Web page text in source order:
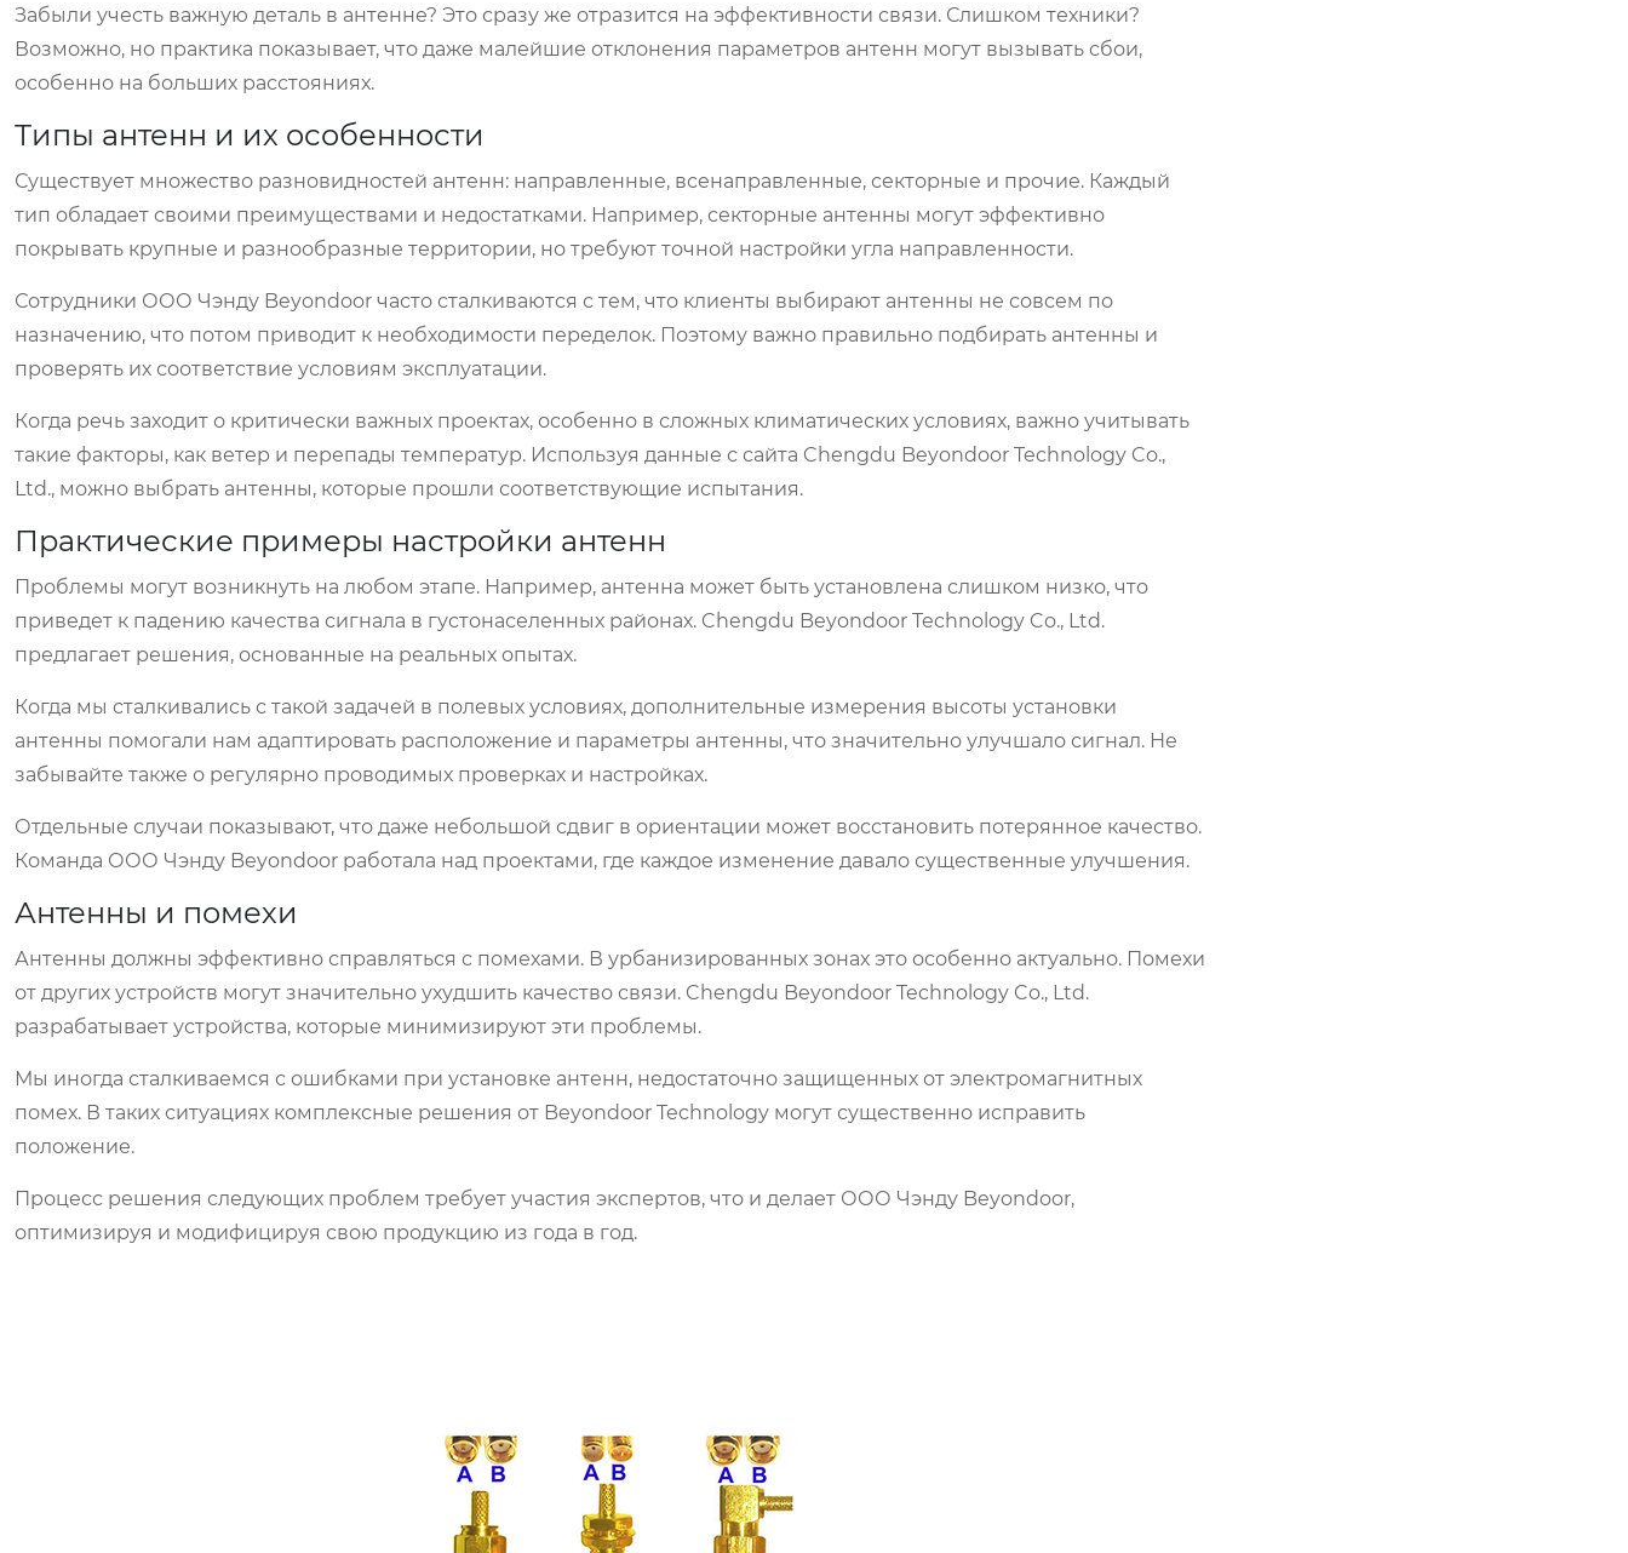
Забыли учесть важную деталь в антенне? Это сразу же отразится на эффективности связи. Слишком техники?
Возможно, но практика показывает, что даже малейшие отклонения параметров антенн могут вызывать сбои,
особенно на больших расстояниях.
Типы антенн и их особенности
Существует множество разновидностей антенн: направленные, всенаправленные, секторные и прочие. Каждый
тип обладает своими преимуществами и недостатками. Например, секторные антенны могут эффективно
покрывать крупные и разнообразные территории, но требуют точной настройки угла направленности.
Сотрудники ООО Чэнду Beyondoor часто сталкиваются с тем, что клиенты выбирают антенны не совсем по
назначению, что потом приводит к необходимости переделок. Поэтому важно правильно подбирать антенны и
проверять их соответствие условиям эксплуатации.
Когда речь заходит о критически важных проектах, особенно в сложных климатических условиях, важно учитывать
такие факторы, как ветер и перепады температур. Используя данные с сайта Chengdu Beyondoor Technology Co.,
Ltd., можно выбрать антенны, которые прошли соответствующие испытания.
Практические примеры настройки антенн
Проблемы могут возникнуть на любом этапе. Например, антенна может быть установлена слишком низко, что
приведет к падению качества сигнала в густонаселенных районах. Chengdu Beyondoor Technology Co., Ltd.
предлагает решения, основанные на реальных опытах.
Когда мы сталкивались с такой задачей в полевых условиях, дополнительные измерения высоты установки
антенны помогали нам адаптировать расположение и параметры антенны, что значительно улучшало сигнал. Не
забывайте также о регулярно проводимых проверках и настройках.
Отдельные случаи показывают, что даже небольшой сдвиг в ориентации может восстановить потерянное качество.
Команда ООО Чэнду Beyondoor работала над проектами, где каждое изменение давало существенные улучшения.
Антенны и помехи
Антенны должны эффективно справляться с помехами. В урбанизированных зонах это особенно актуально. Помехи
от других устройств могут значительно ухудшить качество связи. Chengdu Beyondoor Technology Co., Ltd.
разрабатывает устройства, которые минимизируют эти проблемы.
Мы иногда сталкиваемся с ошибками при установке антенн, недостаточно защищенных от электромагнитных
помех. В таких ситуациях комплексные решения от Beyondoor Technology могут существенно исправить
положение.
Процесс решения следующих проблем требует участия экспертов, что и делает ООО Чэнду Beyondoor,
оптимизируя и модифицируя свою продукцию из года в год.